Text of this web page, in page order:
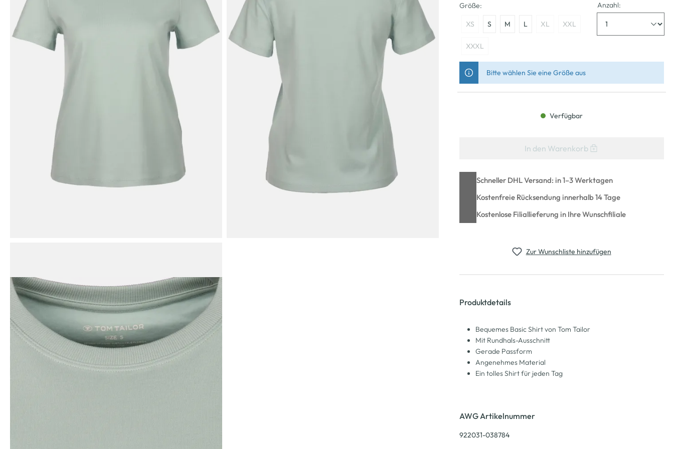
Größe:
XS S M L XL XXL
XXXL
Anzahl:
Bitte wählen Sie eine Größe aus
Verfügbar
In den Warenkorb
Schneller DHL Versand: in 1–3 Werktagen
Kostenfreie Rücksendung innerhalb 14 Tage
Kostenlose Filiallieferung in Ihre Wunschfiliale
Zur Wunschliste hinzufügen
Produktdetails
Bequemes Basic Shirt von Tom Tailor
Mit Rundhals-Ausschnitt
Gerade Passform
Angenehmes Material
Ein tolles Shirt für jeden Tag
AWG Artikelnummer
922031-038784